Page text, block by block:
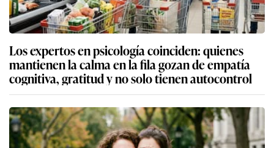
Los expertos en psicología coinciden: quienes
mantienen la calma en la fila gozan de empatía
cognitiva, gratitud y no solo tienen autocontrol